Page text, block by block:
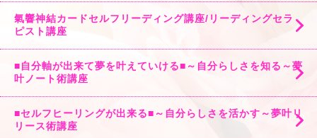
氣響神結カードセルフリーディング講座/リーディングセラ
ピスト講座
■自分軸が出来て夢を叶えていける■～自分らしさを知る～夢
叶ノート術講座
■セルフヒーリングが出来る■～自分らしさを活かす～夢叶リ
リース術講座